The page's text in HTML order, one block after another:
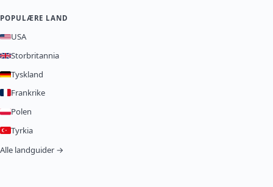
POPULÆRE LAND
USA
Storbritannia
Tyskland
Frankrike
Polen
Tyrkia
Alle landguider →